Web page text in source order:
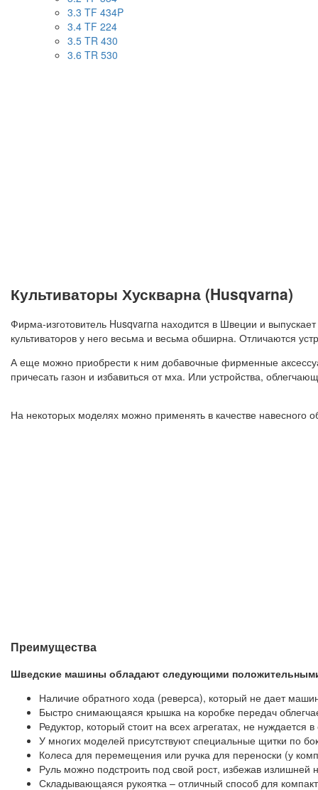
3.3 TF 434P
3.4 TF 224
3.5 TR 430
3.6 TR 530
Культиваторы Хускварна (Husqvarna)
Фирма-изготовитель Husqvarna находится в Швеции и
культиваторов у него весьма и весьма обширна. Отличаются
А еще можно приобрести к ним добавочные фирменные
причесать газон и избавиться от мха. Или устройства,
На некоторых моделях можно применять в качестве навесного
Преимущества
Шведские машины обладают следующими
Наличие обратного хода (реверса), который не дает
Быстро снимающаяся крышка на коробке передач
Редуктор, который стоит на всех агрегатах, не
У многих моделей присутствуют специальные щитки по
Колеса для перемещения или ручка для переноски (у
Руль можно подстроить под свой рост, избежав излишней
Складывающаяся рукоятка – отличный способ для